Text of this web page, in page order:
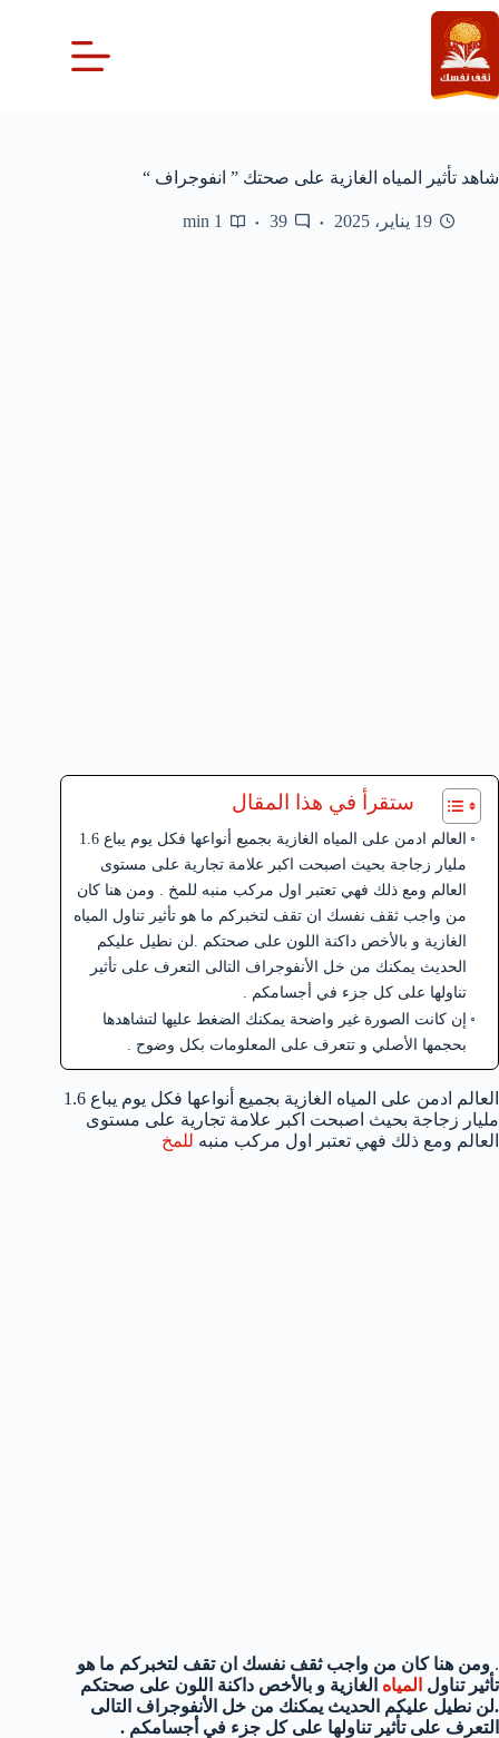
التجاوز
إلى
المحتوى
شاهد تأثير المياه الغازية على صحتك ” انفوجراف “
19 يناير، 2025 39
1 min
ستقرأ في هذا المقال
العالم ادمن على المياه الغازية بجميع أنواعها فكل يوم يباع 1.6
مليار زجاجة بحيث اصبحت اكبر علامة تجارية على مستوى
العالم ومع ذلك فهي تعتبر اول مركب منبه للمخ . ومن هنا كان
من واجب ثقف نفسك ان تقف لتخبركم ما هو تأثير تناول المياه
الغازية و بالأخص داكنة اللون على صحتكم .لن نطيل عليكم
الحديث يمكنك من خل الأنفوجراف التالى التعرف على تأثير
تناولها على كل جزء في أجسامكم .
إن كانت الصورة غير واضحة يمكنك الضغط عليها لتشاهدها
بحجمها الأصلي و تتعرف على المعلومات بكل وضوح .
العالم ادمن على المياه الغازية بجميع أنواعها فكل يوم يباع 1.6
مليار زجاجة بحيث اصبحت اكبر علامة تجارية على مستوى
العالم ومع ذلك فهي تعتبر اول مركب منبه للمخ
. ومن هنا كان من واجب ثقف نفسك ان تقف لتخبركم ما هو
تأثير تناول المياه الغازية و بالأخص داكنة اللون على صحتكم
.لن نطيل عليكم الحديث يمكنك من خل الأنفوجراف التالى
التعرف على تأثير تناولها على كل جزء في أجسامكم .